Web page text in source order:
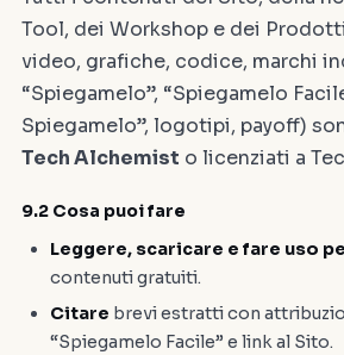
Tool, dei Workshop e dei
video, grafiche, codice, marchi
“Spiegamelo”, “Spiegamelo
Spiegamelo”, logotipi, payoff)
Tech Alchemist o licenziati a
9.2 Cosa puoi fare
Leggere, scaricare e fare uso
contenuti gratuiti.
Citare brevi estratti con
“Spiegamelo Facile” e link al Sito.